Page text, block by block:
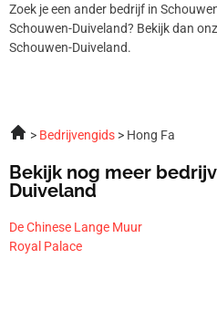
Zoek je een ander bedrijf in
Schouwen-Duiveland? Bekijk dan
Schouwen-Duiveland.
Bedrijvengids Hong Fa
Bekijk nog meer
Duiveland
De Chinese Lange Muur
Royal Palace